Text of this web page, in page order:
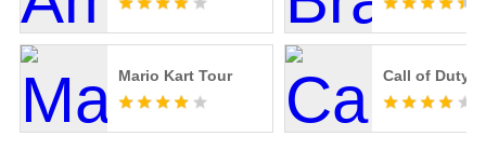
Mario Kart Tour Call of Duty